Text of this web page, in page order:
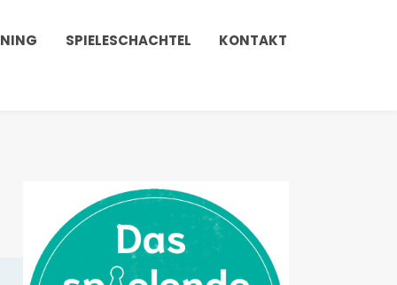
SPIELESCHACHTEL KONTAKT